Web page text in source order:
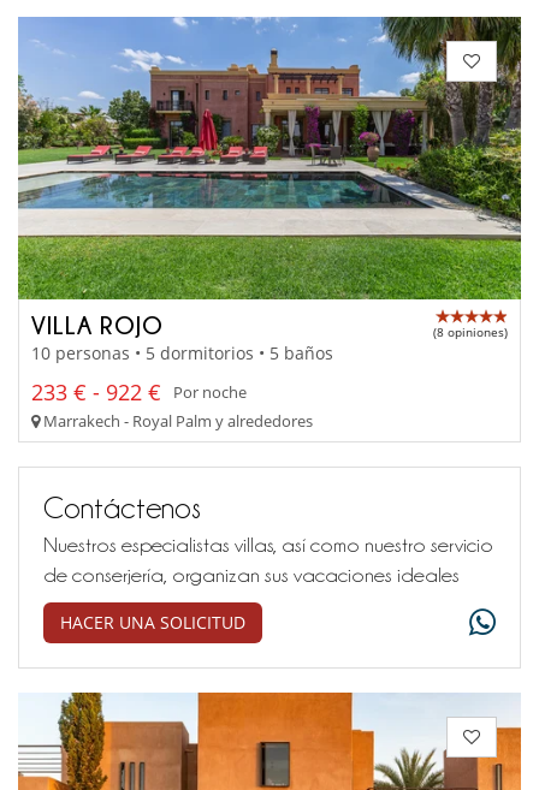
VILLA ROJO (8 opiniones)
10 personas • 5 dormitorios • 5 baños
233 € - 922 €
Por noche
Marrakech - Royal Palm y alrededores
Contáctenos
Nuestros especialistas villas, así como nuestro servicio
de conserjería, organizan sus vacaciones ideales
HACER UNA SOLICITUD